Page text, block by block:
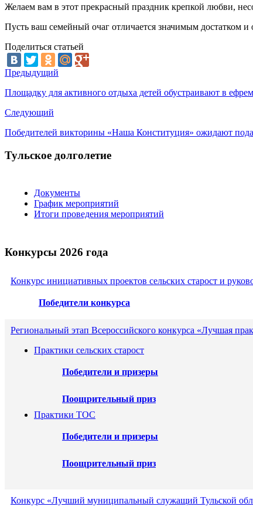
Желаем вам в этот прекрасный праздник крепкой любви,
Пусть ваш семейный очаг отличается значимым достатком
Поделиться статьей
Предыдущий
Площадку для активного отдыха детей обустраивают в
Следующий
Победителей викторины «Наша Конституция» ожидают
Тульское долголетие
Документы
График мероприятий
Итоги проведения мероприятий
Конкурсы 2026 года
Конкурс инициативных проектов сельских старост и
Победители конкурса
Региональный этап Всероссийского конкурса «Лучшая
Практики сельских старост
Победители и призеры
Поощрительный приз
Практики ТОС
Победители и призеры
Поощрительный приз
Конкурс «Лучший муниципальный служащий Тульской